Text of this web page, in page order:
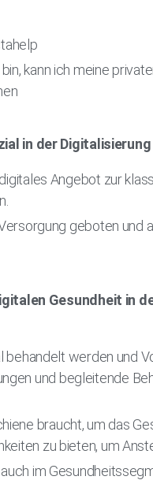
kann ich meine
in der
Angebot zur
geboten und
Gesundheit in
behandelt werden und
und begleitende
braucht, um das
zu bieten, um
im